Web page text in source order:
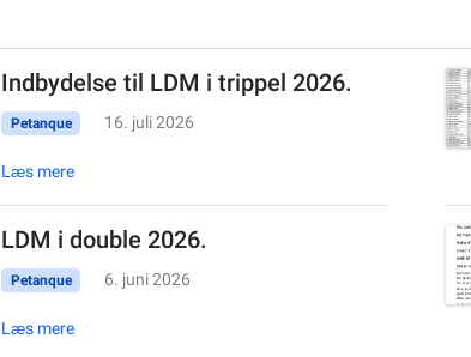
Indbydelse til LDM i trippel 2026.
Petanque 16. juli 2026
Læs mere
LDM i double 2026.
Petanque 6. juni 2026
Læs mere